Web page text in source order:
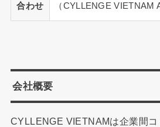
合わせ
（CYLLENGE VIETNAM
会社概要
CYLLENGE VIETNAMは企業間